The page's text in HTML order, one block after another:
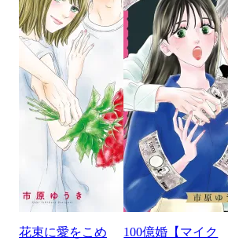
花束に愛をこめ
100億婚【マイク